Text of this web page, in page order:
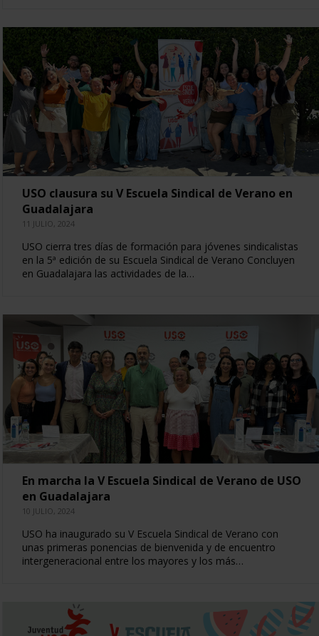
USO clausura su V Escuela Sindical de Verano en
Guadalajara
11 JULIO, 2024
USO cierra tres días de formación para jóvenes sindicalistas
en la 5ª edición de su Escuela Sindical de Verano Concluyen
en Guadalajara las actividades de la…
En marcha la V Escuela Sindical de Verano de USO
en Guadalajara
10 JULIO, 2024
USO ha inaugurado su V Escuela Sindical de Verano con
unas primeras ponencias de bienvenida y de encuentro
intergeneracional entre los mayores y los más…